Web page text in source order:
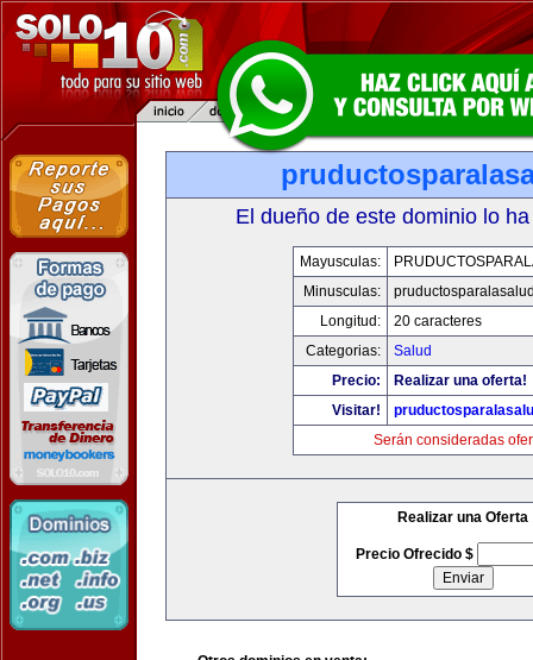
El dueño de este dominio lo
Mayusculas:
Minusculas:
Longitud:
20 caracteres
Categorias:
Salud
Precio:
Realizar una oferta!
Visitar!
Serán consideradas
Realizar una Oferta
Precio Ofrecido $